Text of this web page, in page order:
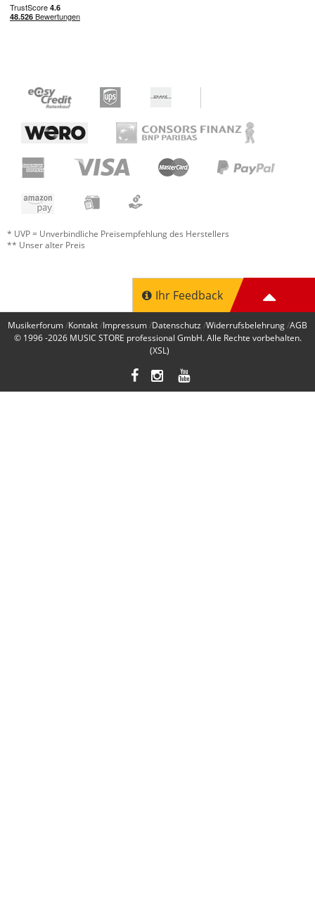
* UVP = Unverbindliche Preisempfehlung des Herstellers
** Unser alter Preis
Ihr Feedback
Musikerforum Kontakt Impressum Datenschutz Widerrufsbelehrung AGB
© 1996 -2026 MUSIC STORE professional GmbH. Alle Rechte vorbehalten.
(XSL)